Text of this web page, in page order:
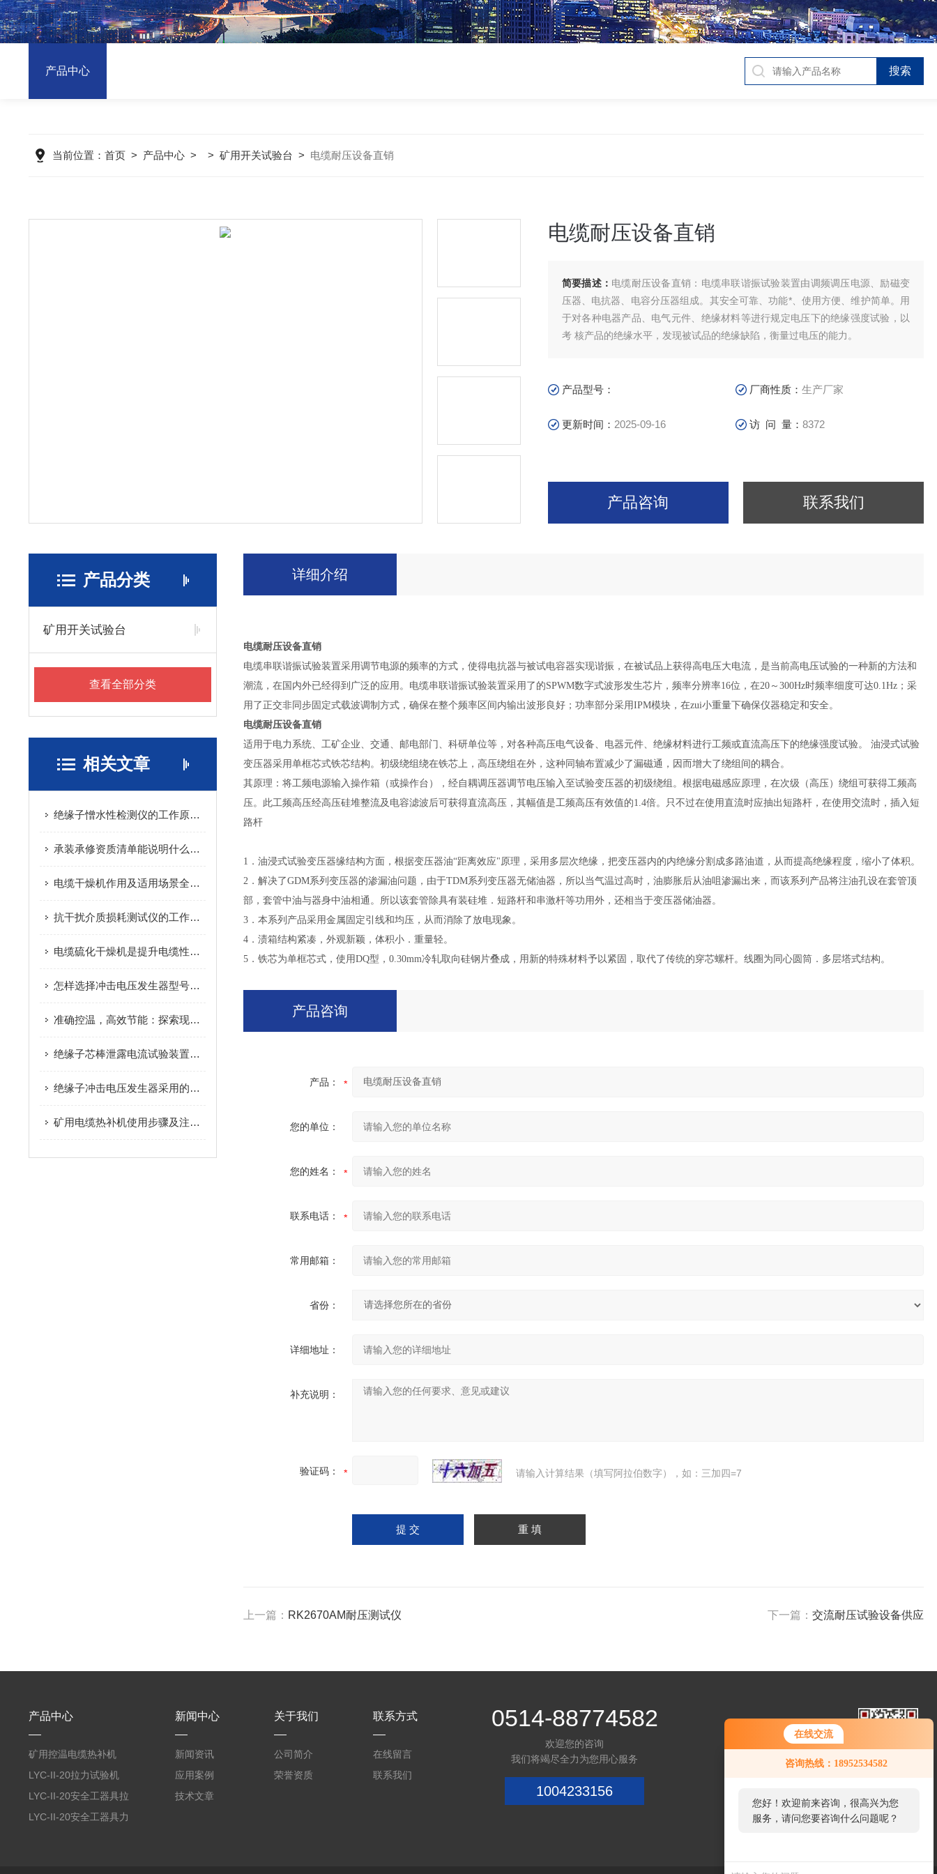
在线交流
咨询热线：18952534582
您好！欢迎前来咨询，很高兴为您
服务，请问您要咨询什么问题呢？
产品中心
当前位置： 首页> 产品中心> > 矿用开关试验台 > 电缆耐压设备直销
电缆耐压设备直销
简要描述： 电缆耐压设备直销：电缆串联谐振试验装置由调频调压电源、励磁变
压器、电抗器、电容分压器组成。其安全可靠、功能*、使用方便、维护简单。用
于对各种电器产品、电气元件、绝缘材料等进行规定电压下的绝缘强度试验，以
考 核产品的绝缘水平，发现被试品的绝缘缺陷，衡量过电压的能力。
产品型号： 厂商性质：生产厂家
更新时间： 2025-09-16 访 问 量：8372
产品咨询 联系我们
产品分类
矿用开关试验台
查看全部分类
相关文章
绝缘子憎水性检测仪的工作原理简单介绍
承装承修资质清单能说明什么，为何选择的时候要慎重
电缆干燥机作用及适用场景全解析
抗干扰介质损耗测试仪的工作原理和功能特点
电缆硫化干燥机是提升电缆性能的关键设备
怎样选择冲击电压发生器型号，应该考虑哪些情况
准确控温，高效节能：探索现代电缆硫化干燥机的智能化设计与应用优势
绝缘子芯棒泄露电流试验装置操作步骤简单介绍
绝缘子冲击电压发生器采用的技术资料
矿用电缆热补机使用步骤及注意事项
详细介绍
电缆耐压设备直销
电缆串联谐振试验装置采用调节电源的频率的方式，使得电抗器与被试电容器实现谐振，在被试品上获得高电压大电流，是当前高电压试验的一种新的方法和
潮流，在国内外已经得到广泛的应用。电缆串联谐振试验装置采用了的SPWM数字式波形发生芯片，频率分辨率16位，在20～300Hz时频率细度可达0.1Hz；采
用了正交非同步固定式载波调制方式，确保在整个频率区间内输出波形良好；功率部分采用IPM模块，在zui小重量下确保仪器稳定和安全。
电缆耐压设备直销
适用于电力系统、工矿企业、交通、邮电部门、科研单位等，对各种高压电气设备、电器元件、绝缘材料进行工频或直流高压下的绝缘强度试验。 油浸式试验
变压器采用单框芯式铁芯结构。初级绕组绕在铁芯上，高压绕组在外，这种同轴布置减少了漏磁通，因而增大了绕组间的耦合。
其原理：将工频电源输入操作箱（或操作台），经自耦调压器调节电压输入至试验变压器的初级绕组。根据电磁感应原理，在次级（高压）绕组可获得工频高
压。此工频高压经高压硅堆整流及电容滤波后可获得直流高压，其幅值是工频高压有效值的1.4倍。只不过在使用直流时应抽出短路杆，在使用交流时，插入短
路杆
1．油浸式试验变压器缘结构方面，根据变压器油“距离效应"原理，采用多层次绝缘，把变压器内的内绝缘分割成多路油道，从而提高绝缘程度，缩小了体积。
2．解决了GDM系列变压器的渗漏油问题，由于TDM系列变压器无储油器，所以当气温过高时，油膨胀后从油咀渗漏出来，而该系列产品将注油孔设在套管顶
部，套管中油与器身中油相通。所以该套管除具有装硅堆．短路杆和串激杆等功用外，还相当于变压器储油器。
3．本系列产品采用金属固定引线和均压，从而消除了放电现象。
4．渍箱结构紧凑，外观新颖，体积小．重量轻。
5．铁芯为单框芯式，使用DQ型，0.30mm冷轧取向硅钢片叠成，用新的特殊材料予以紧固，取代了传统的穿芯螺杆。线圈为同心圆筒．多层塔式结构。
产品咨询
产品：
您的单位：
您的姓名：
联系电话：
常用邮箱：
省份：
详细地址：
补充说明：
验证码： 请输入计算结果（填写阿拉伯数字），如：三加四=7
上一篇： RK2670AM耐压测试仪 下一篇： 交流耐压试验设备供应
产品中心
矿用控温电缆热补机
LYC-II-20拉力试验机
LYC-II-20安全工器具拉
力试验机
LYC-II-20安全工器具力
新闻中心
新闻资讯
应用案例
技术文章
关于我们
公司简介
荣誉资质
联系方式
在线留言
联系我们
0514-88774582
欢迎您的咨询
我们将竭尽全力为您用心服务
1004233156